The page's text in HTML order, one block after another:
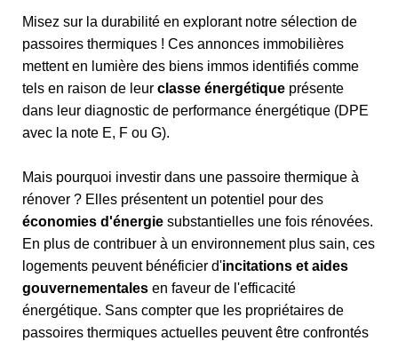
Misez sur la durabilité en explorant notre sélection de
passoires thermiques ! Ces annonces immobilières
mettent en lumière des biens immos identifiés comme
tels en raison de leur classe énergétique présente
dans leur diagnostic de performance énergétique (DPE
avec la note E, F ou G).
Mais pourquoi investir dans une passoire thermique à
rénover ? Elles présentent un potentiel pour des
économies d'énergie substantielles une fois rénovées.
En plus de contribuer à un environnement plus sain, ces
logements peuvent bénéficier d'incitations et aides
gouvernementales en faveur de l'efficacité
énergétique. Sans compter que les propriétaires de
passoires thermiques actuelles peuvent être confrontés